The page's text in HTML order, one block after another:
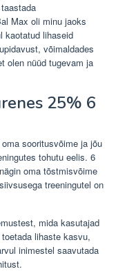
Max oli minu jaoks
kaotatud lihaseid
võimaldades
olen nüüd tugevam ja
25% 6
sooritusvõime ja jõu
tohutu eelis. 6
oma tõstmisvõime
treeningutel on
mida kasutajad
lihaste kasvu,
inimestel saavutada